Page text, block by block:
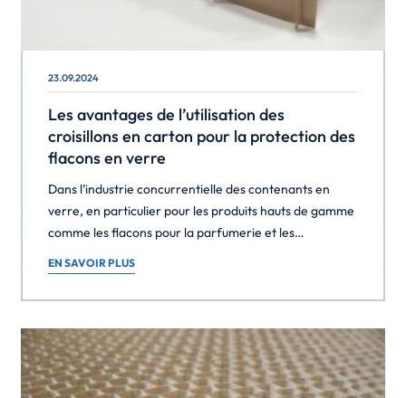
23.09.2024
Les avantages de l’utilisation des
croisillons en carton pour la protection des
flacons en verre
Dans l’industrie concurrentielle des contenants en
verre, en particulier pour les produits hauts de gamme
comme les flacons pour la parfumerie et les
transport sûrs des bouteilles en verre délicates. Une
solution innovante qui s’est avérée très efficace est
appelées […]
EN SAVOIR PLUS